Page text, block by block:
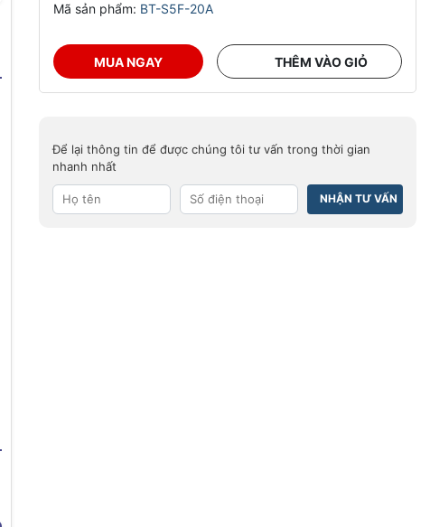
Mã sản phẩm: BT-S5F-20A
MUA NGAY THÊM VÀO GIỎ
Để lại thông tin để được chúng tôi tư vấn trong thời gian
nhanh nhất